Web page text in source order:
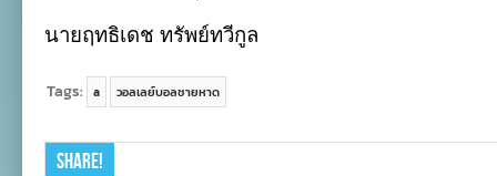
นายฤทธิเดช ทรัพย์ทวีกูล
Tags: a วอลเลย์บอลชายหาด
Share!